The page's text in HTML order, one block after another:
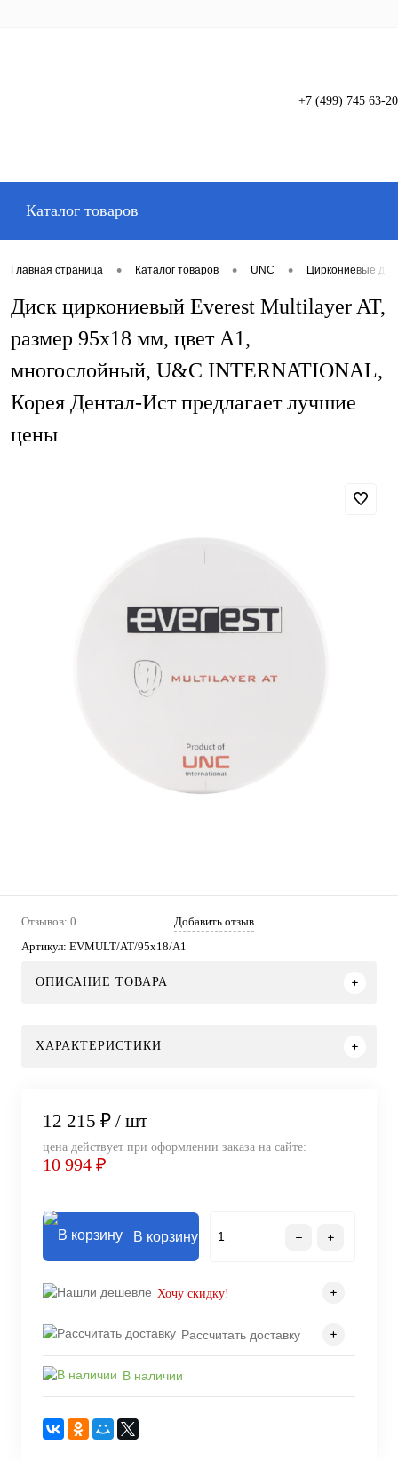
+7 (499) 745 63-20
Каталог товаров
Главная страница • Каталог товаров • UNC • Циркониевые
Диск циркониевый Everest Multilayer AT,
размер 95х18 мм, цвет A1,
многослойный, U&C INTERNATIONAL,
Корея Дентал-Ист предлагает лучшие
цены
Отзывов: 0
Добавить отзыв
Артикул: EVMULT/AT/95x18/A1
ОПИСАНИЕ ТОВАРА
ХАРАКТЕРИСТИКИ
12 215 ₽ / шт
цена действует при оформлении заказа на сайте:
10 994 ₽
В корзину
Хочу скидку!
Рассчитать доставку
В наличии